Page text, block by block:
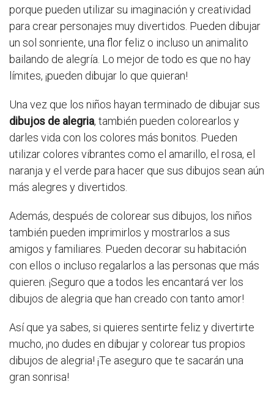
porque pueden utilizar su imaginación y creatividad
para crear personajes muy divertidos. Pueden dibujar
un sol sonriente, una flor feliz o incluso un animalito
bailando de alegría. Lo mejor de todo es que no hay
límites, ¡pueden dibujar lo que quieran!
Una vez que los niños hayan terminado de dibujar sus
dibujos de alegria, también pueden colorearlos y
darles vida con los colores más bonitos. Pueden
utilizar colores vibrantes como el amarillo, el rosa, el
naranja y el verde para hacer que sus dibujos sean aún
más alegres y divertidos.
Además, después de colorear sus dibujos, los niños
también pueden imprimirlos y mostrarlos a sus
amigos y familiares. Pueden decorar su habitación
con ellos o incluso regalarlos a las personas que más
quieren. ¡Seguro que a todos les encantará ver los
dibujos de alegria que han creado con tanto amor!
Así que ya sabes, si quieres sentirte feliz y divertirte
mucho, ¡no dudes en dibujar y colorear tus propios
dibujos de alegria! ¡Te aseguro que te sacarán una
gran sonrisa!